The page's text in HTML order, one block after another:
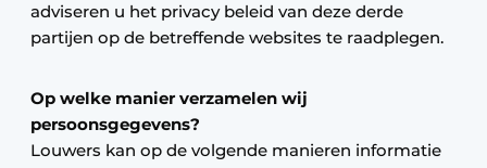
adviseren u het privacy beleid van deze derde
partijen op de betreffende websites te raadplegen.
Op welke manier verzamelen wij
persoonsgegevens?
Louwers kan op de volgende manieren informatie